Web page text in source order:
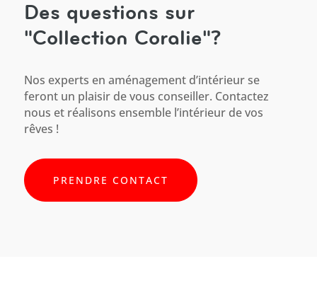
Des questions sur
"Collection Coralie"?
Nos experts en aménagement d’intérieur se
feront un plaisir de vous conseiller. Contactez
nous et réalisons ensemble l’intérieur de vos
rêves !
PRENDRE CONTACT